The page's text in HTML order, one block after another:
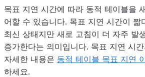
목표 지연 시간에 따라 동적 테이블을
어할 수 있습니다. 목표 지연 시간이 짧
최신 상태지만 새로 고침이 더 자주 발
증가한다는 의미입니다. 목표 지연 시
자세한 내용은 동적 테이블 목표 지연
하세요.